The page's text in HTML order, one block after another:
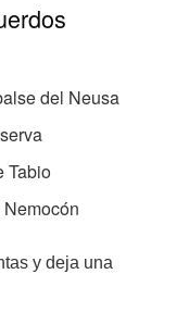
del Neusa
Tabio
y deja una